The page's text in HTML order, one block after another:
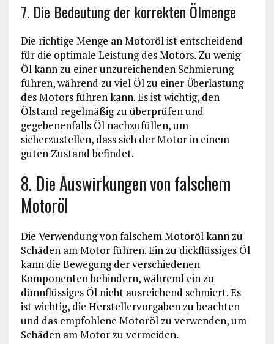
7. Die Bedeutung der korrekten Ölmenge
Die richtige Menge an Motoröl ist entscheidend
für die optimale Leistung des Motors. Zu wenig
Öl kann zu einer unzureichenden Schmierung
führen, während zu viel Öl zu einer Überlastung
des Motors führen kann. Es ist wichtig, den
Ölstand regelmäßig zu überprüfen und
gegebenenfalls Öl nachzufüllen, um
sicherzustellen, dass sich der Motor in einem
guten Zustand befindet.
8. Die Auswirkungen von falschem
Motoröl
Die Verwendung von falschem Motoröl kann zu
Schäden am Motor führen. Ein zu dickflüssiges Öl
kann die Bewegung der verschiedenen
Komponenten behindern, während ein zu
dünnflüssiges Öl nicht ausreichend schmiert. Es
ist wichtig, die Herstellervorgaben zu beachten
und das empfohlene Motoröl zu verwenden, um
Schäden am Motor zu vermeiden.